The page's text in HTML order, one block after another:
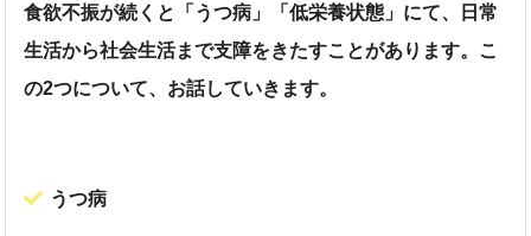
食欲不振が続くと「うつ病」「低栄養状態」にて、日常
生活から社会生活まで支障をきたすことがあります。こ
の2つについて、お話していきます。
うつ病